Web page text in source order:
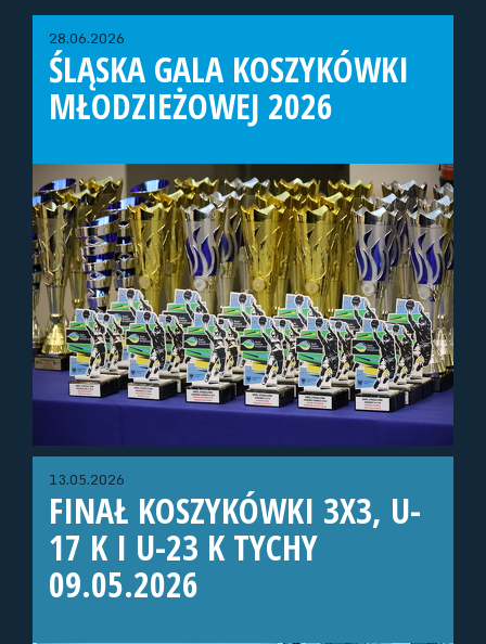
28.06.2026
ŚLĄSKA GALA KOSZYKÓWKI
MŁODZIEŻOWEJ 2026
13.05.2026
FINAŁ KOSZYKÓWKI 3X3, U-
17 K I U-23 K TYCHY
09.05.2026